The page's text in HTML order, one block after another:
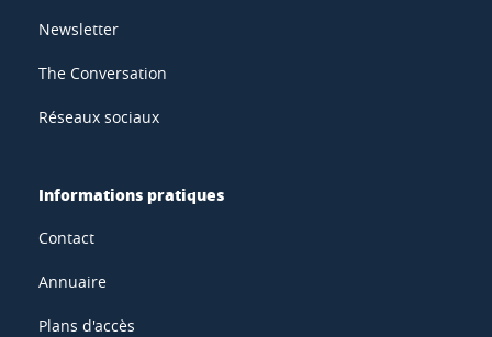
Newsletter
The Conversation
Réseaux sociaux
Informations pratiques
Contact
Annuaire
Plans d'accès